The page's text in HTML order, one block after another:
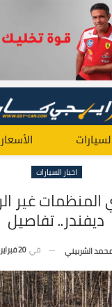
الأسعار
اخبار السيارات
ديفندر.. تفاصيل
الشربيني في 20 فبراير 2022